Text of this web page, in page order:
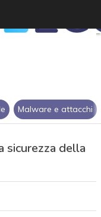
Malware e attacchi
sicurezza della